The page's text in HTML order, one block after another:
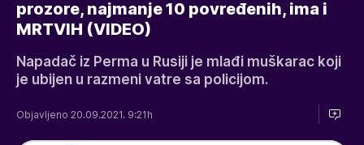
prozore, najmanje 10 povređenih, ima i
MRTVIH (VIDEO)
Napadač iz Perma u Rusiji je mlađi muškarac koji
je ubijen u razmeni vatre sa policijom.
Objavljeno 20.09.2021. 9:21h